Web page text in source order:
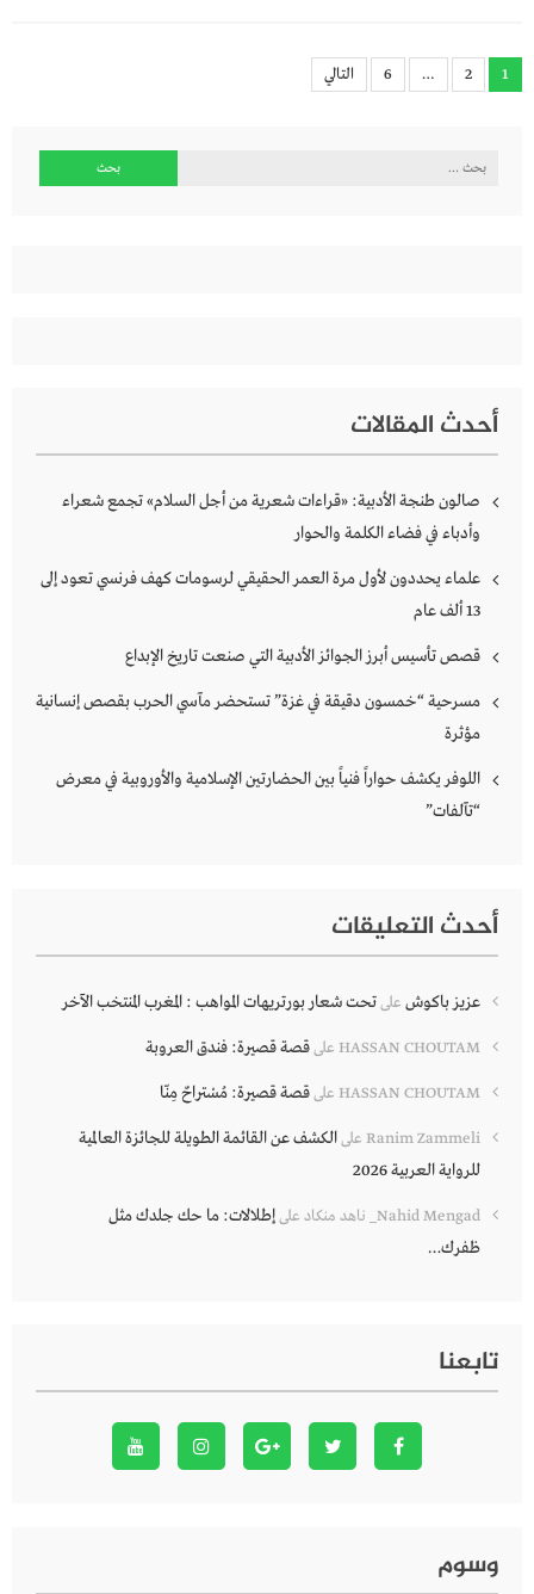
Posts
pagination
1
2
…
6 التالي
البحث
أحدث المقالات
صالون طنجة الأدبية: «قراءات شعرية من أجل السلام» تجمع شعراء
وأدباء في فضاء الكلمة والحوار
علماء يحددون لأول مرة العمر الحقيقي لرسومات كهف فرنسي تعود إلى
13 ألف عام
قصص تأسيس أبرز الجوائز الأدبية التي صنعت تاريخ الإبداع
مسرحية “خمسون دقيقة في غزة” تستحضر مآسي الحرب بقصص إنسانية
مؤثرة
اللوفر يكشف حواراً فنياً بين الحضارتين الإسلامية والأوروبية في معرض
“تآلفات”
أحدث التعليقات
عزيز باكوش علىتحت شعار بورتريهات المواهب : المغرب المنتخب الآخر
HASSAN CHOUTAM علىقصة قصيرة: فندق العروبة
HASSAN CHOUTAM علىقصة قصيرة: مُسْتراحٌ مِنّا
Ranim Zammeli علىالكشف عن القائمة الطويلة للجائزة العالمية
للرواية العربية 2026
Nahid Mengad_ ناهد منكاد علىإطلالات: ما حك جلدك مثل
ظفرك…
تابعنا
وسوم